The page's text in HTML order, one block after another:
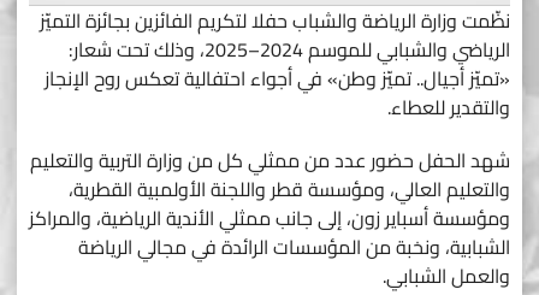
نظّمت وزارة الرياضة والشباب حفلا لتكريم الفائزين بجائزة التميّز
الرياضي والشبابي للموسم 2024–2025، وذلك تحت شعار:
«تميّز أجيال.. تميّز وطن» في أجواء احتفالية تعكس روح الإنجاز
والتقدير للعطاء.
شهد الحفل حضور عدد من ممثلي كل من وزارة التربية والتعليم
والتعليم العالي، ومؤسسة قطر واللجنة الأولمبية القطرية،
ومؤسسة أسباير زون، إلى جانب ممثلي الأندية الرياضية، والمراكز
الشبابية، ونخبة من المؤسسات الرائدة في مجالي الرياضة
والعمل الشبابي.